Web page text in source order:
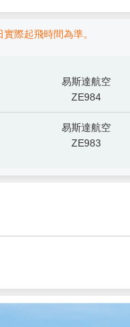
際起飛時間為準。
易斯達航空
ZE984
易斯達航空
ZE983